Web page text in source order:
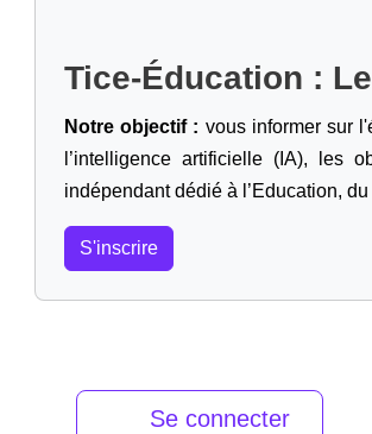
Tice-Éducation :
Notre objectif : vous informer sur
l’intelligence artificielle (IA), les
indépendant dédié à l’Education,
S'inscrire
Se connecter